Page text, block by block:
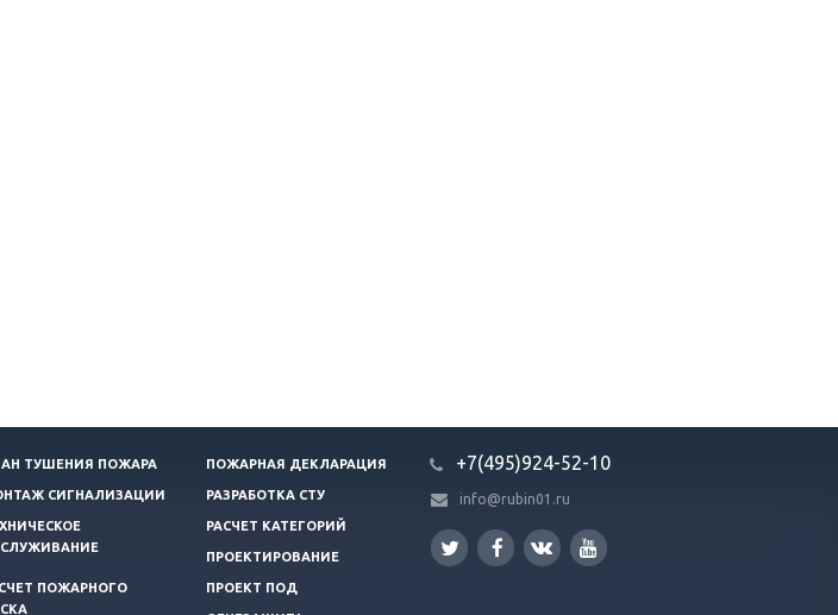
ТУШЕНИЯ ПОЖАРА ПОЖАРНАЯ ДЕКЛАРАЦИЯ
СИГНАЛИЗАЦИИ РАЗРАБОТКА СТУ
РАСЧЕТ КАТЕГОРИЙ
ПРОЕКТИРОВАНИЕ
ПОЖАРНОГО
ПРОЕКТ ПОД
+7(495)924-52-10
info@rubin01.ru